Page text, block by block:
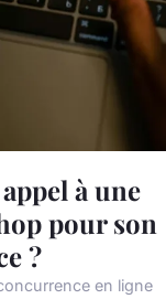
à une
pour son
?
en ligne